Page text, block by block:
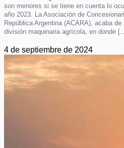
son menores si se tiene en cuenta lo
año 2023. La Asociación de
República Argentina (ACARA), acaba
división maquinaria agrícola, en donde
4 de septiembre de 2024